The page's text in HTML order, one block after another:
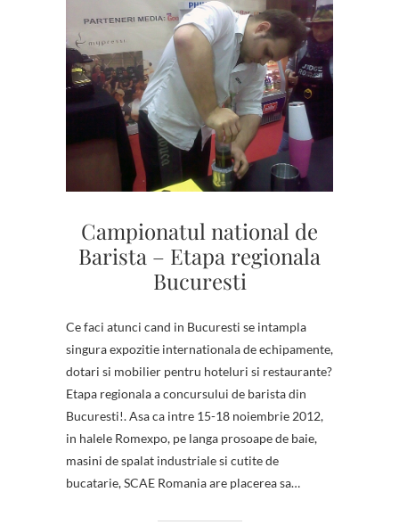
Campionatul national de
Barista – Etapa regionala
Bucuresti
Ce faci atunci cand in Bucuresti se intampla
singura expozitie internationala de echipamente,
dotari si mobilier pentru hoteluri si restaurante?
Etapa regionala a concursului de barista din
Bucuresti!. Asa ca intre 15-18 noiembrie 2012,
in halele Romexpo, pe langa prosoape de baie,
masini de spalat industriale si cutite de
bucatarie, SCAE Romania are placerea sa…